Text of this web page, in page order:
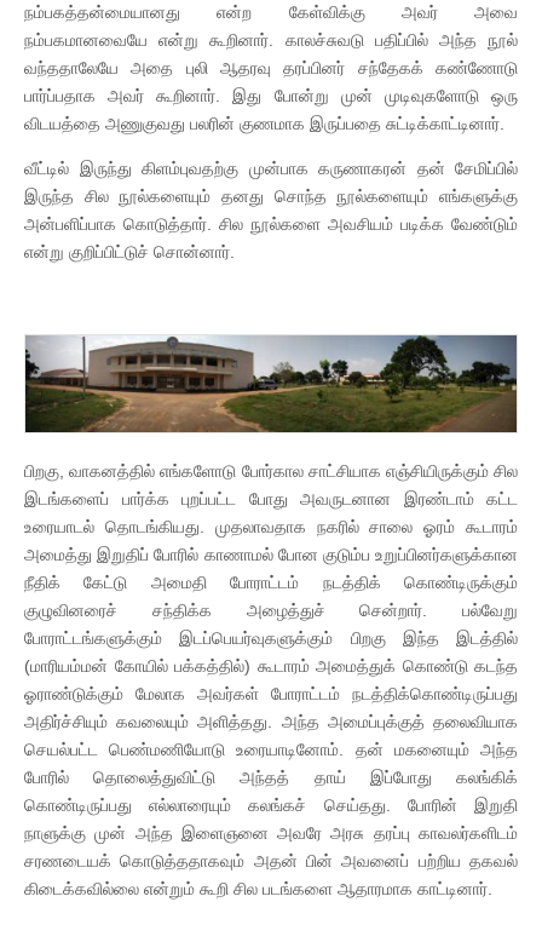
நம்பகத்தன்மையானது என்ற கேள்விக்கு அவர் அவை
நம்பகமானவையே என்று கூறினார். காலச்சுவடு பதிப்பில் அந்த நூல்
வந்ததாலேயே அதை புலி ஆதரவு தரப்பினர் சந்தேகக் கண்ணோடு
பார்ப்பதாக அவர் கூறினார். இது போன்று முன் முடிவுகளோடு ஒரு
விடயத்தை அணுகுவது பலரின் குணமாக இருப்பதை சுட்டிக்காட்டினார்.
வீட்டில் இருந்து கிளம்புவதற்கு முன்பாக கருணாகரன் தன் சேமிப்பில்
இருந்த சில நூல்களையும் தனது சொந்த நூல்களையும் எங்களுக்கு
அன்பளிப்பாக கொடுத்தார். சில நூல்களை அவசியம் படிக்க வேண்டும்
என்று குறிப்பிட்டுச் சொன்னார்.
பிறகு, வாகனத்தில் எங்களோடு போர்கால சாட்சியாக எஞ்சியிருக்கும் சில
இடங்களைப் பார்க்க புறப்பட்ட போது அவருடனான இரண்டாம் கட்ட
உரையாடல் தொடங்கியது. முதலாவதாக நகரில் சாலை ஓரம் கூடாரம்
அமைத்து இறுதிப் போரில் காணாமல் போன குடும்ப உறுப்பினர்களுக்கான
நீதிக் கேட்டு அமைதி போராட்டம் நடத்திக் கொண்டிருக்கும்
குழுவினரைச் சந்திக்க அழைத்துச் சென்றார். பல்வேறு
போராட்டங்களுக்கும் இடப்பெயர்வுகளுக்கும் பிறகு இந்த இடத்தில்
(மாரியம்மன் கோயில் பக்கத்தில்) கூடாரம் அமைத்துக் கொண்டு கடந்த
ஓராண்டுக்கும் மேலாக அவர்கள் போராட்டம் நடத்திக்கொண்டிருப்பது
அதிர்ச்சியும் கவலையும் அளித்தது. அந்த அமைப்புக்குத் தலைவியாக
செயல்பட்ட பெண்மணியோடு உரையாடினோம். தன் மகனையும் அந்த
போரில் தொலைத்துவிட்டு அந்தத் தாய் இப்போது கலங்கிக்
கொண்டிருப்பது எல்லாரையும் கலங்கச் செய்தது. போரின் இறுதி
நாளுக்கு முன் அந்த இளைஞனை அவரே அரசு தரப்பு காவலர்களிடம்
சரணடையக் கொடுத்ததாகவும் அதன் பின் அவனைப் பற்றிய தகவல்
கிடைக்கவில்லை என்றும் கூறி சில படங்களை ஆதாரமாக காட்டினார்.